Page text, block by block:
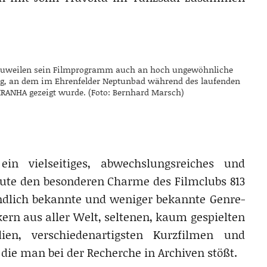
sein Filmprogramm auch an hoch ungewöhnliche
an dem im Ehrenfelder Neptunbad während des laufenden
gezeigt wurde. (Foto: Bernhard Marsch)
vielseitiges, abwechslungsreiches und
den besonderen Charme des Filmclubs 813
bekannte und weniger bekannte Genre-
aus aller Welt, seltenen, kaum gespielten
verschiedenartigsten Kurzfilmen und
man bei der Recherche in Archiven stößt.